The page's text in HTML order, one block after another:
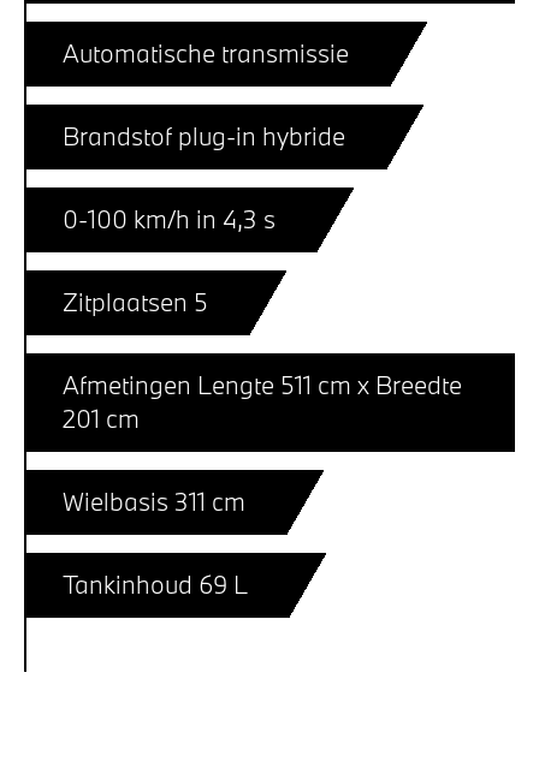
Automatische transmissie
Brandstof plug-in hybride
0-100 km/h in 4,3 s
Zitplaatsen 5
Afmetingen Lengte 511 cm x Breedte
201 cm
Wielbasis 311 cm
Tankinhoud 69 L